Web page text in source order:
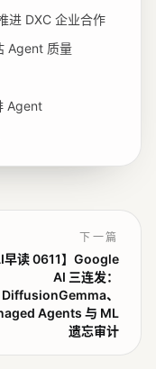
进 DXC 企业合作
Agent 质量
Agent
下一篇
早读 0611】Google
AI 三连发：
DiffusionGemma、
Agents 与 ML
遗忘审计